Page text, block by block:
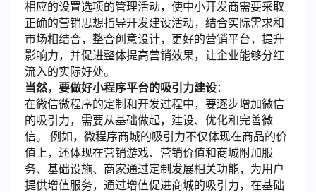
相应的设置选项的管理活动，使中小开发商需要采取
正确的营销思想指导开发建设活动，结合实际需求和
市场相结合，整合创意设计，更好的营销平台，提升
影响力，并促进整体提高营销效果，让企业能够分红
流入的实际好处。
当然，要做好小程序平台的吸引力建设：
在微信微程序的定制和开发过程中，要逐步增加微信
的吸引力，需要从基础做起，建设、优化和完善微
信。 例如，微程序商城的吸引力不仅体现在商品的价
值上，还体现在营销游戏、营销价值和商城附加服
务、基础设施、商家通过定制发展相关功能，为用户
提供增值服务，通过增值促进商城的吸引力，在基础